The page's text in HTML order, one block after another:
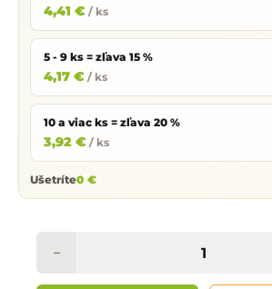
4,41 € / ks
5 - 9 ks = zľava 15 %
4,17 € / ks
10 a viac ks = zľava 20 %
3,92 € / ks
Ušetríte0 €
−